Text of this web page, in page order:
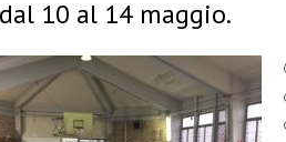
10 al 14 maggio.